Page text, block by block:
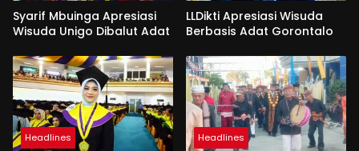
Syarif Mbuinga Apresiasi
Wisuda Unigo Dibalut Adat
LLDikti Apresiasi Wisuda
Berbasis Adat Gorontalo
Headlines Headlines